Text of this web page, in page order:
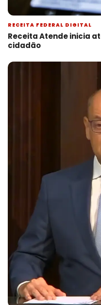
RECEITA FEDERAL DIGITAL
Receita Atende inicia
cidadão